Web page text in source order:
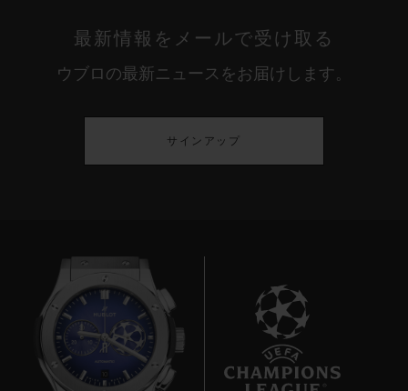
最新情報をメールで受け取る
ウブロの最新ニュースをお届けします。
サインアップ